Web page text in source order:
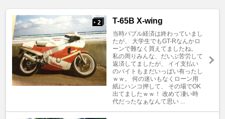
+ 2 T-65B X-wing
当時バブル経済は終わっていまし
たが、 大学生でもGT-Rなんかロ
ーンで難なく買えてましたね。
私の周りみんな、だいぶ苦労して
返済してましたが、 イイ支払い
のバイトもまだいっぱい有ったし
ｗｗ。 何の迷いもなくローン用
紙にハンコ押して、 その場でOK
出てましたｗｗ！ 改めて凄い時
代だったなぁなんて思い ...